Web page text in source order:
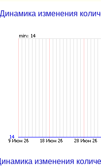
Динамика изменения
изменения